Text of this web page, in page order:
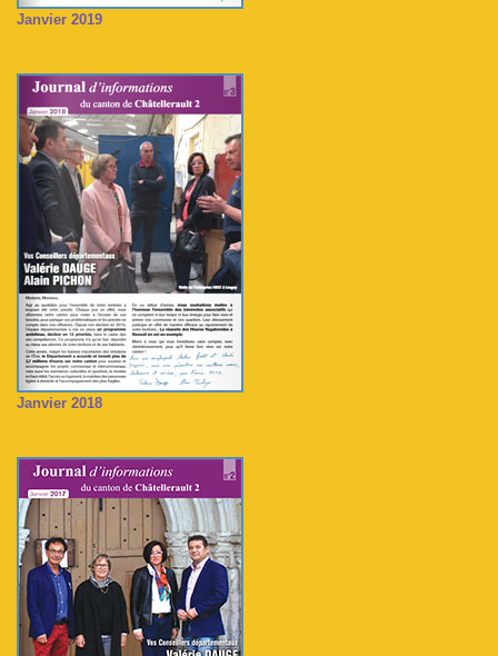
Janvier 2019
Janvier 2018